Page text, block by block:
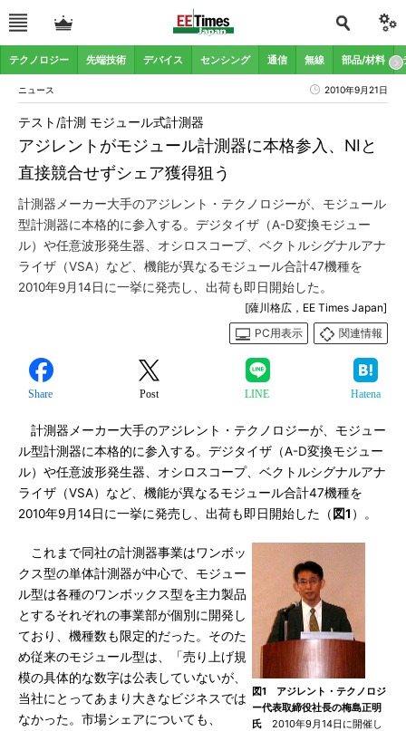
テクノロジー 先端技術 デバイス センシング 通信 無線 部品/材料
ニュース 2010年9月21日
アジレントがモジュール計測器に本格参入、NIと
直接競合せずシェア獲得狙う
テスト/計測 モジュール式計測器
計測器メーカー大手のアジレント・テクノロジーが、モジュール
型計測器に本格的に参入する。デジタイザ（A-D変換モジュー
ル）や任意波形発生器、オシロスコープ、ベクトルシグナルアナ
ライザ（VSA）など、機能が異なるモジュール合計47機種を
2010年9月14日に一挙に発売し、出荷も即日開始した。
[薩川格広，EE Times Japan]
PC用表示
関連情報
Share Post LINE Hatena
計測器メーカー大手のアジレント・テクノロジーが、モジュー
ル型計測器に本格的に参入する。デジタイザ（A-D変換モジュー
ル）や任意波形発生器、オシロスコープ、ベクトルシグナルアナ
ライザ（VSA）など、機能が異なるモジュール合計47機種を
2010年9月14日に一挙に発売し、出荷も即日開始した（ 図1 ）。
図1 アジレント・テクノロジ
ー代表取締役社長の梅島正明
氏 2010年9月14日に開催し
これまで同社の計測器事業はワンボッ
クス型の単体計測器が中心で、モジュー
ル型は各種のワンボックス型を主力製品
とするそれぞれの事業部が個別に開発し
ており、機種数も限定的だった。そのた
め従来のモジュール型は、「売り上げ規
模の具体的な数字は公表していないが、
当社にとってあまり大きなビジネスでは
なかった。市場シェアについても、